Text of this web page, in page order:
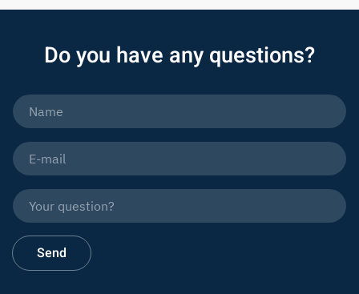
Do you have any questions?